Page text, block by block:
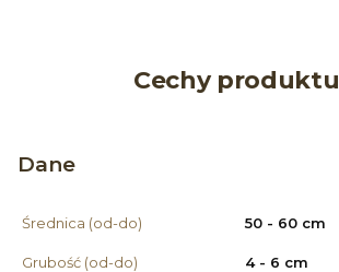
Cechy produktu
Dane
Średnica (od-do) 50 - 60 cm
Grubość (od-do) 4 - 6 cm